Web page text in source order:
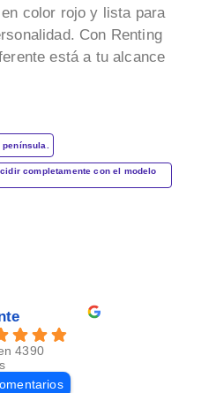
color rojo y lista para
Con Renting
está a tu alcance
completamente con el modelo
4390